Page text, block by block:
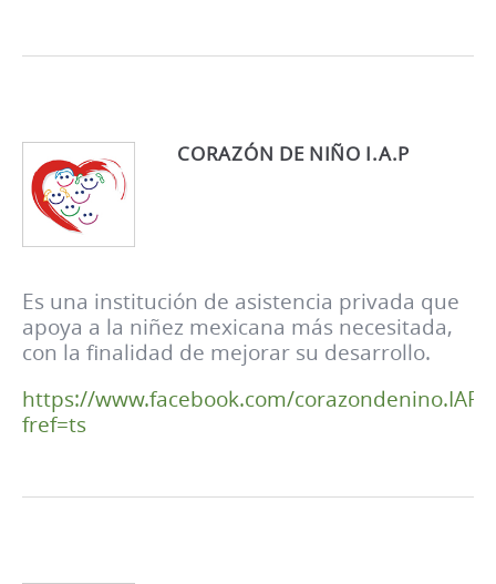
CORAZÓN DE NIÑO I.A.P
Es una institución de asistencia privada que
apoya a la niñez mexicana más necesitada,
con la finalidad de mejorar su desarrollo.
https://www.facebook.com/corazondenino.IAP/?
fref=ts